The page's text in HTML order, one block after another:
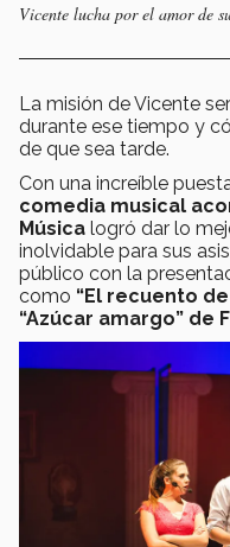
Vicente lucha por el amor de
La misión de Vicente
durante ese tiempo y
de que sea tarde.
Con una increíble
comedia musical
Música logró dar lo
inolvidable para sus
público con la
como “El recuento
“Azúcar amargo” de